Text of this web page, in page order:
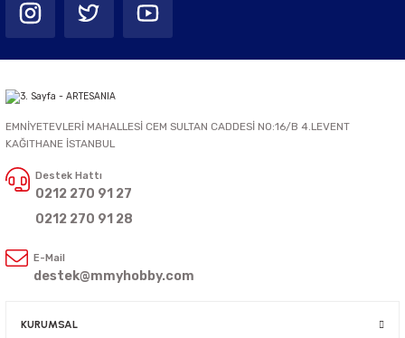
EMNİYETEVLERİ MAHALLESİ CEM SULTAN CADDESİ NO:16/B 4.LEVENT
KAĞITHANE İSTANBUL
Destek Hattı
0212 270 91 27
0212 270 91 28
E-Mail
destek@mmyhobby.com
KURUMSAL